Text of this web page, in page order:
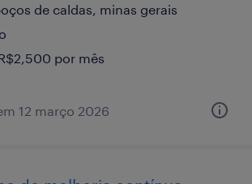
de caldas, minas gerais
por mês
12 março 2026